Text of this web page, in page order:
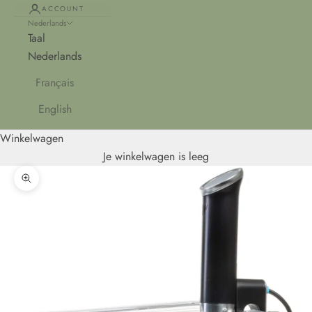
ACCOUNT
Nederlands
Taal
Nederlands
Français
English
Winkelwagen
Je winkelwagen is leeg
In-/uitzoomen